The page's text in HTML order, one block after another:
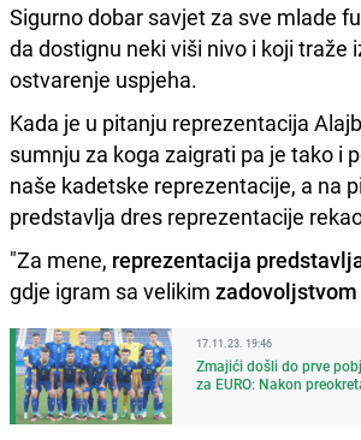
Sigurno dobar savjet za sve mlade
da dostignu neki viši nivo i koji traže
ostvarenje uspjeha.
Kada je u pitanju reprezentacija
sumnju za koga zaigrati pa je tako i
naše kadetske reprezentacije, a na
predstavlja dres reprezentacije
"Za mene, reprezentacija
gdje igram sa velikim
17.11.23. 19:46
Zmajići došli do prve
za EURO: Nakon